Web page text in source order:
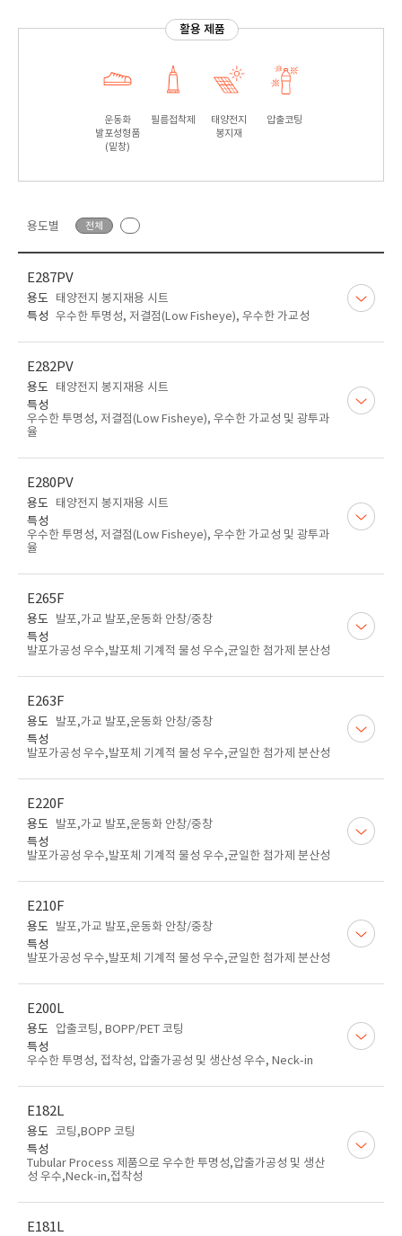
활용 제품
운동화
발포성형품
(밑창)
필름접착제
태양전지
봉지재
압출코팅
용도별 전체
E287PV
용도
태양전지 봉지재용 시트
특성 우수한 투명성, 저결점(Low Fisheye), 우수한 가교성
E282PV
용도
태양전지 봉지재용 시트
특성
우수한 투명성, 저결점(Low Fisheye), 우수한 가교성 및 광투과
율
E280PV
용도
태양전지 봉지재용 시트
특성
우수한 투명성, 저결점(Low Fisheye), 우수한 가교성 및 광투과
율
E265F
용도
발포,가교 발포,운동화 안창/중창
특성
발포가공성 우수,발포체 기계적 물성 우수,균일한 첨가제 분산성
E263F
용도
발포,가교 발포,운동화 안창/중창
특성
발포가공성 우수,발포체 기계적 물성 우수,균일한 첨가제 분산성
E220F
용도
발포,가교 발포,운동화 안창/중창
특성
발포가공성 우수,발포체 기계적 물성 우수,균일한 첨가제 분산성
E210F
용도
발포,가교 발포,운동화 안창/중창
특성
발포가공성 우수,발포체 기계적 물성 우수,균일한 첨가제 분산성
E200L
용도
압출코팅, BOPP/PET 코팅
특성
우수한 투명성, 접착성, 압출가공성 및 생산성 우수, Neck-in
E182L
용도 코팅,BOPP 코팅
특성
Tubular Process 제품으로 우수한 투명성,압출가공성 및 생산
성 우수,Neck-in,접착성
E181L